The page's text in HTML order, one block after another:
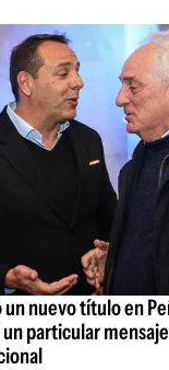
nuevo título en
particular